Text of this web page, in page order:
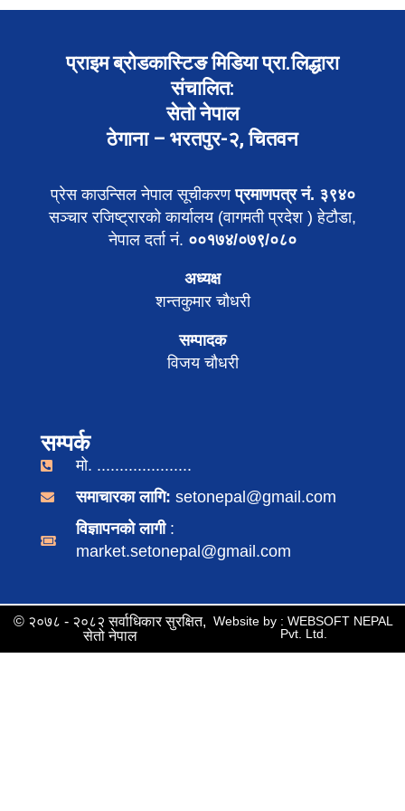
प्राइम ब्रोडकास्टिङ मिडिया प्रा.लिद्धारा
संचालित:
सेतो नेपाल
ठेगाना – भरतपुर-२, चितवन
प्रेस काउन्सिल नेपाल सूचीकरणप्रमाणपत्र नं. ३९४०
सञ्चार रजिष्ट्रारको कार्यालय (वागमती प्रदेश ) हेटौडा,
नेपाल दर्ता नं. ००१७४/०७९/०८०
अध्यक्ष
शन्तकुमार चौधरी
सम्पादक
विजय चौधरी
सम्पर्क
मो. .....................
समाचारका लागि: setonepal@gmail.com
विज्ञापनको लागी :
market.setonepal@gmail.com
© २०७८ - २०८२ सर्वाधिकार सुरक्षित,
सेतो नेपाल
Website by : WEBSOFT NEPAL
Pvt. Ltd.